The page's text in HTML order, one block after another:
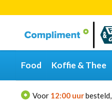
Categorieën
Merken
Food Koffie & Thee
Voor 12:00 uurbesteld,